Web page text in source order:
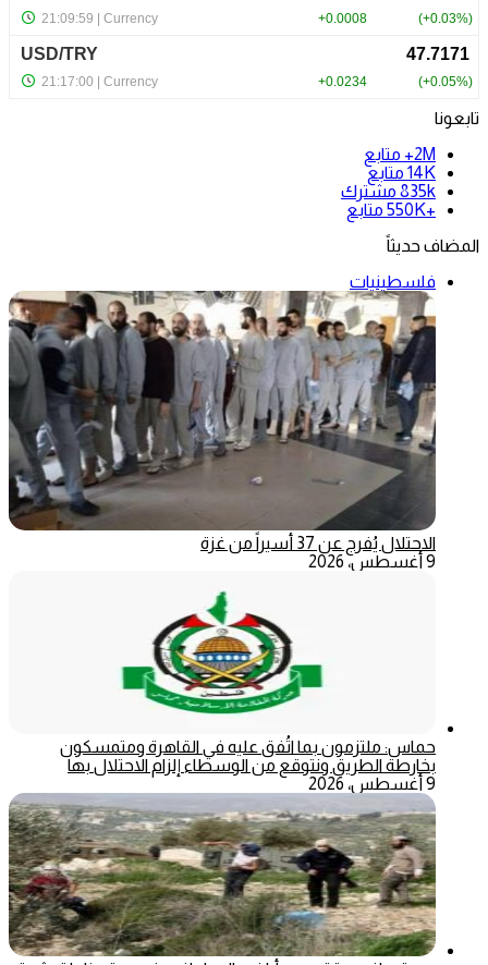
تابعونا
2M+
متابع
14K متابع
835k مشترك
+550K
متابع
المضاف حديثاً
فلسطينيات
الاحتلال يُفرج عن 37 أسيراً من غزة
9 أغسطس، 2026
حماس: ملتزمون بما اتُفق عليه في القاهرة ومتمسكون
بخارطة الطريق ونتوقع من الوسطاء إلزام الاحتلال بها
9 أغسطس، 2026